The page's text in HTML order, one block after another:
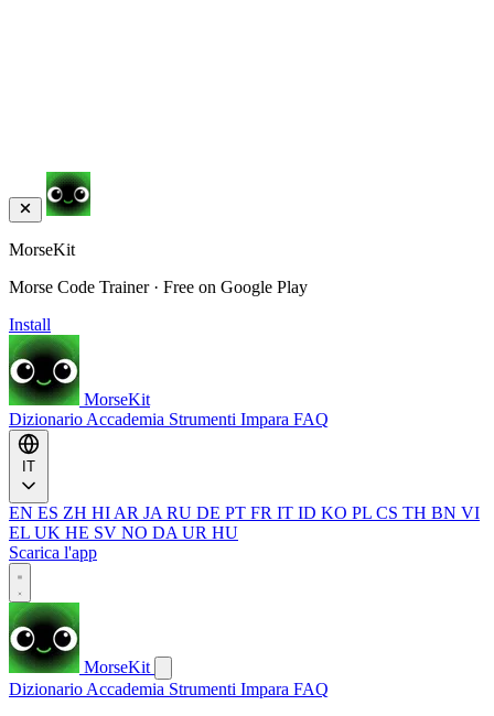
MorseKit
Morse Code Trainer · Free on Google Play
Install
MorseKit
Dizionario Accademia Strumenti Impara FAQ
EN ES ZH HI AR JA RU DE PT FR IT ID KO PL CS TH BN VI
EL UK HE SV NO DA UR HU
Scarica l'app
MorseKit
Dizionario Accademia Strumenti Impara FAQ